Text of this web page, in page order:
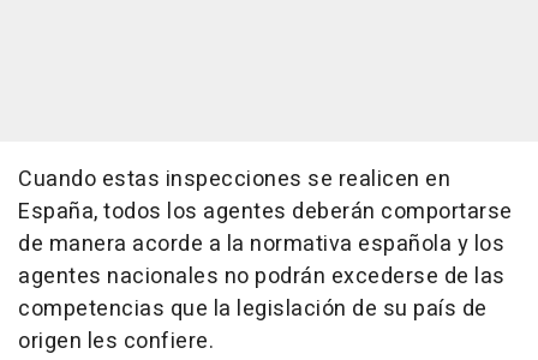
Cuando estas inspecciones se realicen en
España, todos los agentes deberán comportarse
de manera acorde a la normativa española y los
agentes nacionales no podrán excederse de las
competencias que la legislación de su país de
origen les confiere.